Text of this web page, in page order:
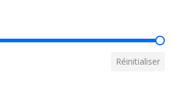
Réinitialiser